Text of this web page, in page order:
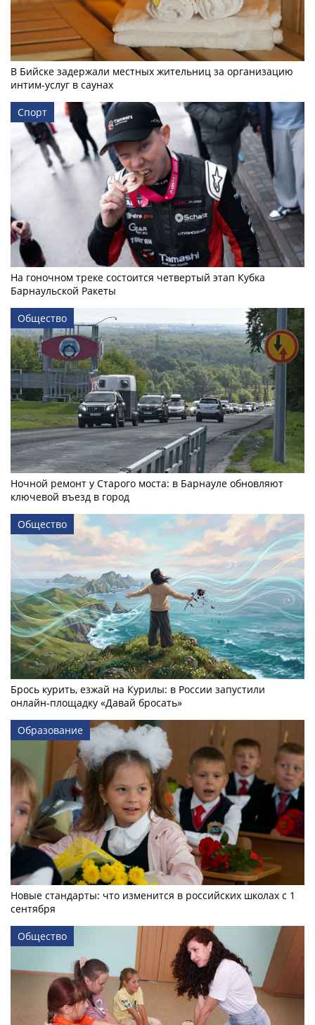
В Бийске задержали местных жительниц за организацию
интим-услуг в саунах
Спорт
На гоночном треке состоится четвертый этап Кубка
Барнаульской Ракеты
Общество
Ночной ремонт у Старого моста: в Барнауле обновляют
ключевой въезд в город
Общество
Брось курить, езжай на Курилы: в России запустили
онлайн-­площадку «Давай бросать»
Образование
Новые стандарты: что изменится в российских школах с 1
сентября
Общество